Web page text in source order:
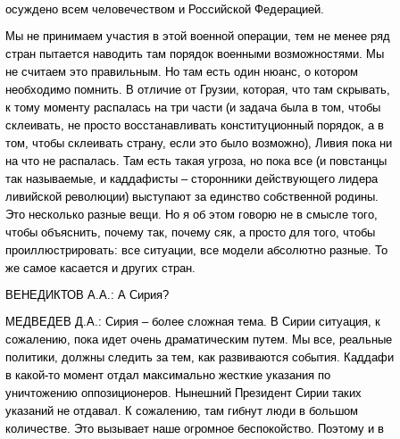
осуждено всем человечеством и Российской Федерацией.
Мы не принимаем участия в этой военной операции, тем не менее ряд
стран пытается наводить там порядок военными возможностями. Мы
не считаем это правильным. Но там есть один нюанс, о котором
необходимо помнить. В отличие от Грузии, которая, что там скрывать,
к тому моменту распалась на три части (и задача была в том, чтобы
склеивать, не просто восстанавливать конституционный порядок, а в
том, чтобы склеивать страну, если это было возможно), Ливия пока ни
на что не распалась. Там есть такая угроза, но пока все (и повстанцы
так называемые, и каддафисты – сторонники действующего лидера
ливийской революции) выступают за единство собственной родины.
Это несколько разные вещи. Но я об этом говорю не в смысле того,
чтобы объяснить, почему так, почему сяк, а просто для того, чтобы
проиллюстрировать: все ситуации, все модели абсолютно разные. То
же самое касается и других стран.
ВЕНЕДИКТОВ А.А.: А Сирия?
МЕДВЕДЕВ Д.А.: Сирия – более сложная тема. В Сирии ситуация, к
сожалению, пока идет очень драматическим путем. Мы все, реальные
политики, должны следить за тем, как развиваются события. Каддафи
в какой-то момент отдал максимально жесткие указания по
уничтожению оппозиционеров. Нынешний Президент Сирии таких
указаний не отдавал. К сожалению, там гибнут люди в большом
количестве. Это вызывает наше огромное беспокойство. Поэтому и в